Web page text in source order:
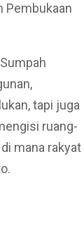
Pembukaan
tapi juga
ruang-
mana rakyat